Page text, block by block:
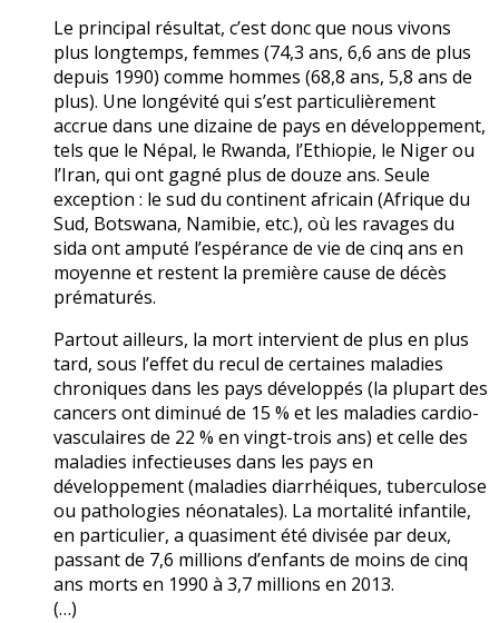
Le principal résultat, c’est donc que nous vivons
plus longtemps, femmes (74,3 ans, 6,6 ans de plus
depuis 1990) comme hommes (68,8 ans, 5,8 ans de
plus). Une longévité qui s’est particulièrement
accrue dans une dizaine de pays en développement,
tels que le Népal, le Rwanda, l’Ethiopie, le Niger ou
l’Iran, qui ont gagné plus de douze ans. Seule
exception : le sud du continent africain (Afrique du
Sud, Botswana, Namibie, etc.), où les ravages du
sida ont amputé l’espérance de vie de cinq ans en
moyenne et restent la première cause de décès
prématurés.
Partout ailleurs, la mort intervient de plus en plus
tard, sous l’effet du recul de certaines maladies
chroniques dans les pays développés (la plupart des
cancers ont diminué de 15 % et les maladies cardio-
vasculaires de 22 % en vingt-trois ans) et celle des
maladies infectieuses dans les pays en
développement (maladies diarrhéiques, tuberculose
ou pathologies néonatales). La mortalité infantile,
en particulier, a quasiment été divisée par deux,
passant de 7,6 millions d’enfants de moins de cinq
ans morts en 1990 à 3,7 millions en 2013.
(…)